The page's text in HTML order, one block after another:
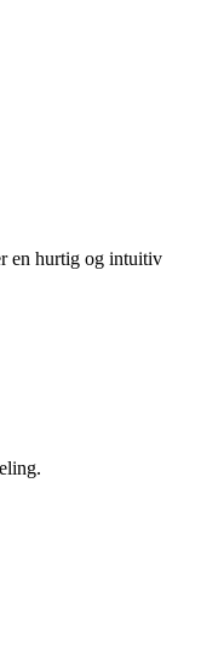
en hurtig og intuitiv